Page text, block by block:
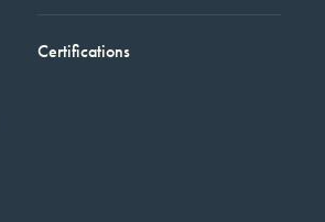
Certifications